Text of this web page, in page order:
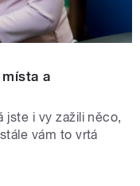
a
jste i vy zažili něco,
vám to vrtá